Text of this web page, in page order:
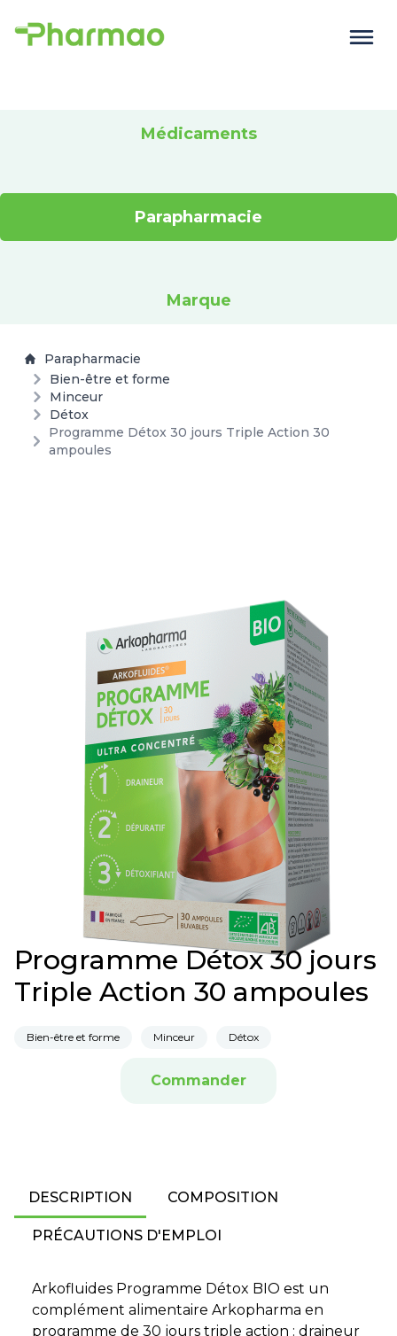
Médicaments
Parapharmacie
Marque
Parapharmacie
Bien-être et forme
Minceur
Détox
Programme Détox 30 jours Triple Action 30
ampoules
Programme Détox 30 jours
Triple Action 30 ampoules
Bien-être et forme Minceur Détox
Commander
DESCRIPTION COMPOSITION
PRÉCAUTIONS D'EMPLOI
Arkofluides Programme Détox BIO est un
complément alimentaire Arkopharma en
programme de 30 jours triple action : draineur